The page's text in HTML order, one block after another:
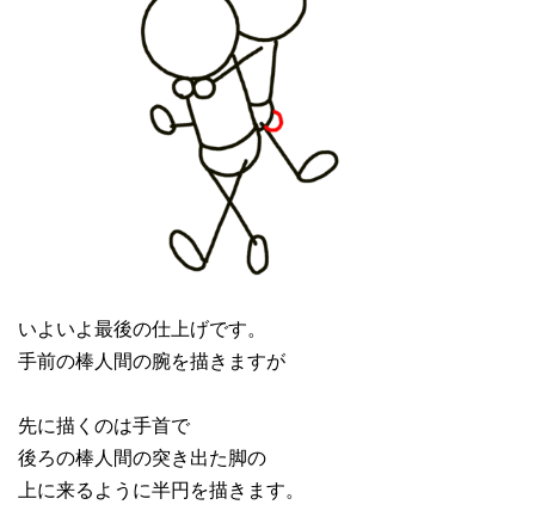
いよいよ最後の仕上げです。
手前の棒人間の腕を描きますが
先に描くのは手首で
後ろの棒人間の突き出た脚の
上に来るように半円を描きます。